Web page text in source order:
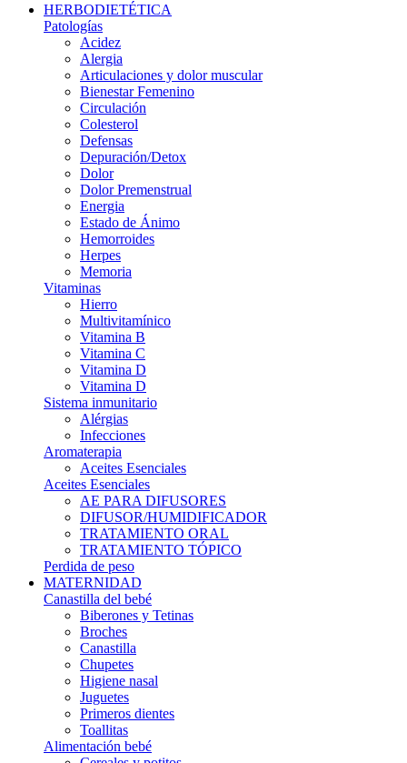
HERBODIETÉTICA
Patologías
Acidez
Alergia
Articulaciones y dolor muscular
Bienestar Femenino
Circulación
Colesterol
Defensas
Depuración/Detox
Dolor
Dolor Premenstrual
Energia
Estado de Ánimo
Hemorroides
Herpes
Memoria
Vitaminas
Hierro
Multivitamínico
Vitamina B
Vitamina C
Vitamina D
Vitamina D
Sistema inmunitario
Alérgias
Infecciones
Aromaterapia
Aceites Esenciales
Aceites Esenciales
AE PARA DIFUSORES
DIFUSOR/HUMIDIFICADOR
TRATAMIENTO ORAL
TRATAMIENTO TÓPICO
Perdida de peso
MATERNIDAD
Canastilla del bebé
Biberones y Tetinas
Broches
Canastilla
Chupetes
Higiene nasal
Juguetes
Primeros dientes
Toallitas
Alimentación bebé